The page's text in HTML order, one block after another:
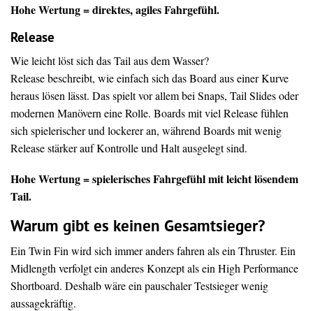
Hohe Wertung = direktes, agiles Fahrgefühl.
Release
Wie leicht löst sich das Tail aus dem Wasser?
Release beschreibt, wie einfach sich das Board aus einer Kurve
heraus lösen lässt. Das spielt vor allem bei Snaps, Tail Slides oder
modernen Manövern eine Rolle. Boards mit viel Release fühlen
sich spielerischer und lockerer an, während Boards mit wenig
Release stärker auf Kontrolle und Halt ausgelegt sind.
Hohe Wertung = spielerisches Fahrgefühl mit leicht lösendem
Tail.
Warum gibt es keinen Gesamtsieger?
Ein Twin Fin wird sich immer anders fahren als ein Thruster. Ein
Midlength verfolgt ein anderes Konzept als ein High Performance
Shortboard. Deshalb wäre ein pauschaler Testsieger wenig
aussagekräftig.